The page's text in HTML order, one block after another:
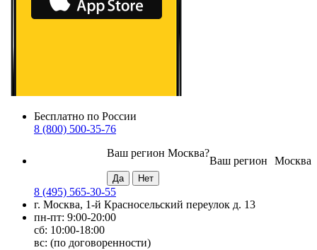
Бесплатно по России
8 (800) 500-35-76
Москва
Ваш регион
Ваш регион Москва?
8 (495) 565-30-55
г. Москва, 1-й Красносельский переулок д. 13
пн-пт: 9:00-20:00
сб: 10:00-18:00
вс: (по договоренности)